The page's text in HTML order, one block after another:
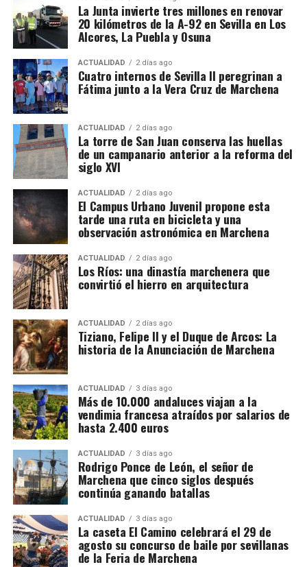
reservan 24 millones de euros destinados a
actuaciones en 43 carreteras.
En el conjunto de Andalucía está previsto actuar
sobre 126 kilómetros de la A-92 repartidos entre las
provincias de Sevilla, Málaga, Granada y Almería.
Las intervenciones incluyen además reparación de
baches y blandones, reposición de pavimentos,
mejora de capas inferiores del firme, repintado de
señalización horizontal y renovación de elementos
de seguridad y balizamiento.
La Junta invierte tres millones en renovar
20 kilómetros de la A-92 en Sevilla en Los
Alcores, La Puebla y Osuna
ACTUALIDAD 2 días ago
Cuatro internos de Sevilla II peregrinan a
Fátima junto a la Vera Cruz de Marchena
ACTUALIDAD 2 días ago
La torre de San Juan conserva las huellas
de un campanario anterior a la reforma del
siglo XVI
ACTUALIDAD 2 días ago
El Campus Urbano Juvenil propone esta
tarde una ruta en bicicleta y una
observación astronómica en Marchena
ACTUALIDAD 2 días ago
Los Ríos: una dinastía marchenera que
convirtió el hierro en arquitectura
ACTUALIDAD 2 días ago
Tiziano, Felipe II y el Duque de Arcos: La
historia de la Anunciación de Marchena
ACTUALIDAD 3 días ago
Más de 10.000 andaluces viajan a la
vendimia francesa atraídos por salarios de
hasta 2.400 euros
ACTUALIDAD 3 días ago
Rodrigo Ponce de León, el señor de
Marchena que cinco siglos después
continúa ganando batallas
ACTUALIDAD 3 días ago
La caseta El Camino celebrará el 29 de
agosto su concurso de baile por sevillanas
de la Feria de Marchena